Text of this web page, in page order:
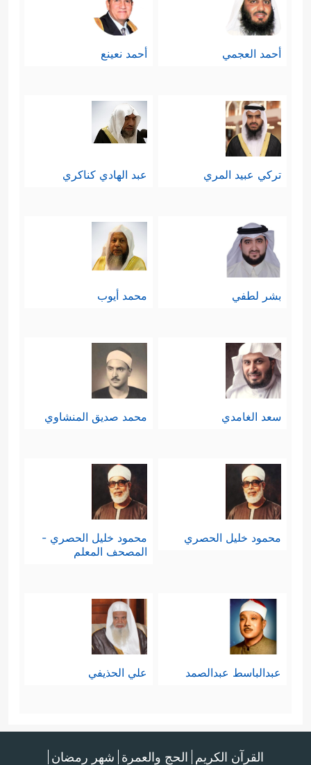
أحمد العجمي أحمد نعينع
تركي عبيد المري عبد الهادي كناكري
بشر لطفي محمد أيوب
سعد الغامدي محمد صديق المنشاوي
محمود خليل الحصري
محمود خليل الحصري -
المصحف المعلم
عبدالباسط عبدالصمد علي الحذيفي
القرآن الكريم الحج والعمرة شهر رمضان